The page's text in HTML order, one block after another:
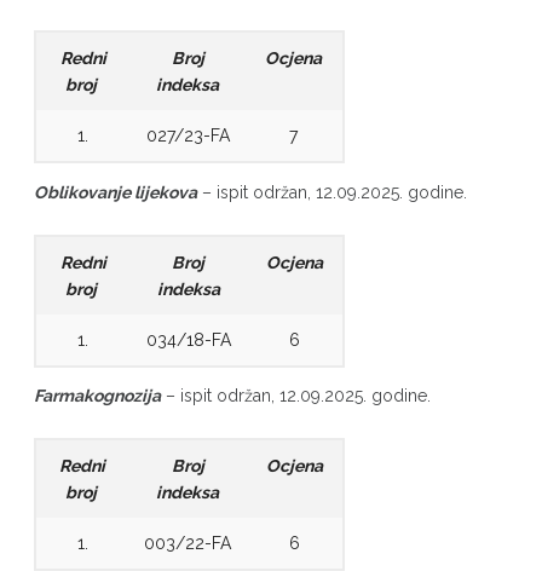
Redni
broj
Broj
indeksa
Ocjena
1. 027/23-FA 7
Oblikovanje lijekova– ispit održan, 12.09.2025. godine.
Redni
broj
Broj
indeksa
Ocjena
1. 034/18-FA 6
Farmakognozija– ispit održan, 12.09.2025. godine.
Redni
broj
Broj
indeksa
Ocjena
1. 003/22-FA 6